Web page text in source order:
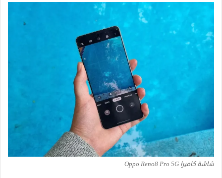
شاشة كاميرا Oppo Reno8 Pro 5G